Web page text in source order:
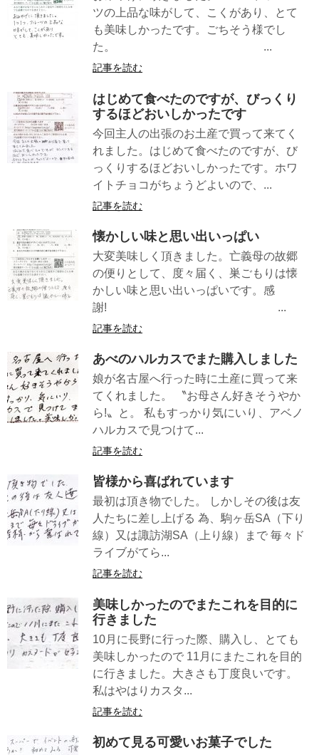
ツの上品な味がして、こくがあり、とて
も美味しかったです。ごちそう様でし
た。 ...
記事を読む
はじめて食べたのですが、びっくり
するほどおいしかったです
今回主人の出張のお土産で買って来てく
れました。はじめて食べたのですが、び
っくりするほどおいしかったです。ホワ
イトチョコがちょうどよいので、...
記事を読む
懐かしい味と思い出いっぱい
大変美味しく頂きました。亡義母の故郷
の便りとして、度々届く、巣ごもりは懐
かしい味と思い出いっぱいです。感
謝! ...
記事を読む
あべのハルカスでまた購入しました
娘が名古屋へ行った時に土産に買って来
てくれました。 〝お母さん好きそうやか
ら!〟と。 私もすっかり気にいり、アベノ
ハルカスで見つけて...
記事を読む
皆様から喜ばれています
最初は頂き物でした。 しかしその後は友
人たちに差し上げる 為、駒ヶ岳SA（下り
線）又は諏訪湖SA（上り線）まで 毎々ド
ライブがてら...
記事を読む
美味しかったのでまたこれを目的に
行きました
10月に長野に行った際、購入し、とても
美味しかったので 11月にまたこれを目的
に行きました。大きさも丁度良いです。
私はやはりカスタ...
記事を読む
初めて見る可愛いお菓子でした